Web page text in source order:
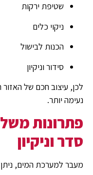
שטיפת ירקות
ניקוי כלים
הכנות לבישול
סידור וניקיון
לכן, עיצוב חכם של האזור
נעימה יותר.
פתרונות
סדר וניקיון
מעבר למערכת המים,